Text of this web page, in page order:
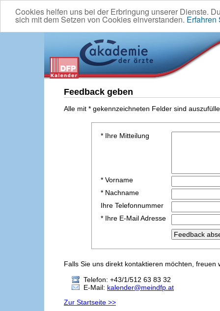
Cookies helfen uns bei der Erbringung unserer Dienste.
sich mit dem Setzen von Cookies einverstanden. Erfahren
Feedback geben
Alle mit * gekennzeichneten Felder sind
* Ihre Mitteilung
* Vorname
* Nachname
Ihre Telefonnummer
* Ihre E-Mail Adresse
Falls Sie uns direkt kontaktieren möchten,
Telefon: +43/1/512 63 83 32
E-Mail: kalender@meindfp.at
Zur Startseite >>